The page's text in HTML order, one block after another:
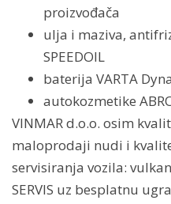
proizvođača
ulja i maziva,
SPEEDOIL
baterija VARTA
autokozmetike
VINMAR d.o.o. osim
maloprodaji nudi i
servisiranja vozila:
SERVIS uz besplatnu